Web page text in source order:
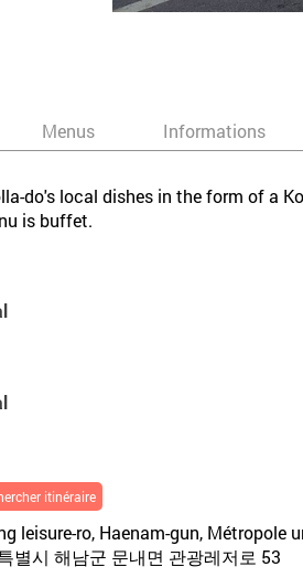
Menus Informations
do's local dishes in the form of a
is buffet.
itinéraire
leisure-ro, Haenam-gun, Métropole
별시 해남군 문내면 관광레저로 53